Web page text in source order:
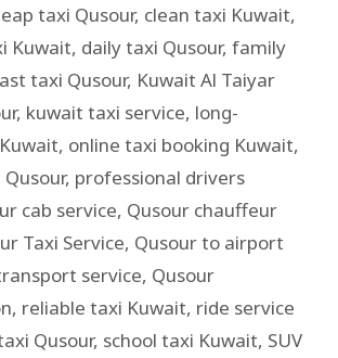
taxi Qusour, clean taxi Kuwait,
Kuwait, daily taxi Qusour, family
taxi Qusour, Kuwait Al Taiyar
, kuwait taxi service, long-
, online taxi booking Kuwait,
, professional drivers
cab service, Qusour chauffeur
Taxi Service, Qusour to airport
service, Qusour
, reliable taxi Kuwait, ride service
Qusour, school taxi Kuwait, SUV